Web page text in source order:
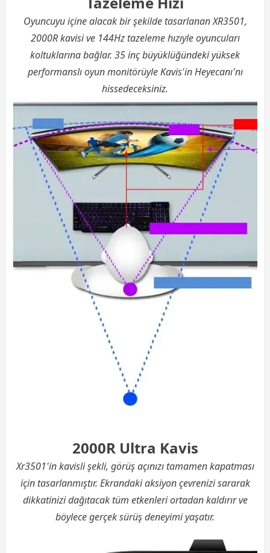
Oyuncuyu içine alacak bir şekilde tasarlanan XR3501,
2000R kavisi ve 144Hz tazeleme hızıyle oyuncuları
koltuklarına bağlar. 35 inç büyüklüğündeki yüksek
performanslı oyun monitörüyle Kavis'in Heyecanı'nı
hissedeceksiniz.
2000R Ultra Kavis
Xr3501'in kavisli şekli, görüş açınızı tamamen kapatması
için tasarlanmıştır. Ekrandaki aksiyon çevrenizi sararak
dikkatinizi dağıtacak tüm etkenleri ortadan kaldırır ve
böylece gerçek sürüş deneyimi yaşatır.